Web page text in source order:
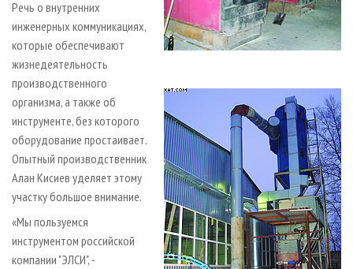
Речь о внутренних
инженерных коммуникациях,
которые обеспечивают
жизнедеятельность
производственного
организма, а также об
инструменте, без которого
оборудование простаивает.
Опытный производственник
Алан Кисиев уделяет этому
участку большое внимание.
«Мы пользуемся
инструментом российской
компании "ЭЛСИ", -